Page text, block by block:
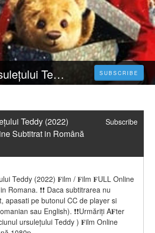
Crăciunul ursulețului Teddy (2022) Filmul Vezi Online Subtitrat in Română 4K[HD] SUBSCRIBE
Teddy (2022)
Subtitrat in Română
Subscribe
Teddy (2022) 𝐅ilm / 𝐅ilm 𝐅ULL Online
Romana. ❗❗️️ Daca subtitrarea nu
apasati pe butonul CC de player si
sau English). ❗❗️️Urmăriți A𝐅ter
ursulețului Teddy ) 𝐅ilm Online